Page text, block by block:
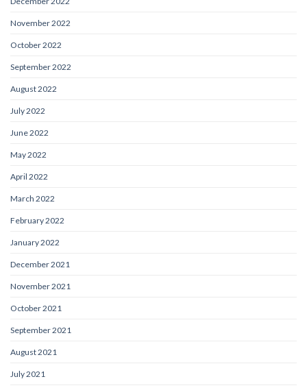
November 2022
October 2022
September 2022
August 2022
July 2022
June 2022
May 2022
April 2022
March 2022
February 2022
January 2022
December 2021
November 2021
October 2021
September 2021
August 2021
July 2021